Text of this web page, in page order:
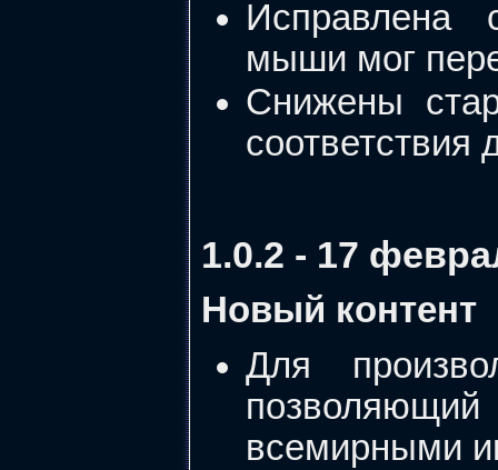
Исправлена
мыши мог
Снижены
соответствия
1.0.2 - 17
Новый контент
Для
всемирными